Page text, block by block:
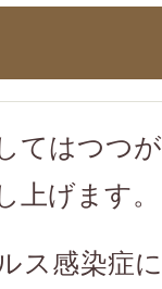
てはつつ
上げます。
ス感染症